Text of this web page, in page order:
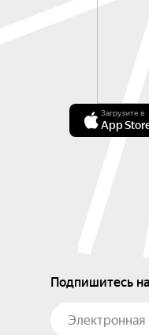
Загрузите в
App
Подпишитесь